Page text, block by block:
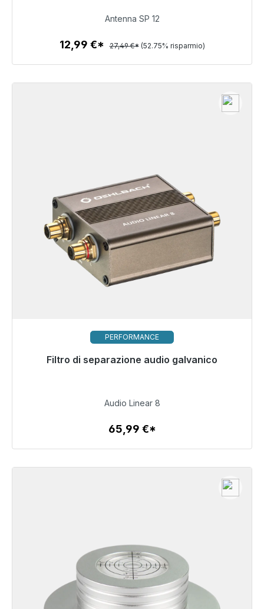
12,99 €
Dettagli
Antenna SP 12
12,99 €* 27,49 €* (52.75% risparmio)
PERFORMANCE
Filtro di separazione audio galvanico
Pronto per la spedizione immediata, tempo di
65,99 €
Dettagli
Audio Linear 8
65,99 €*